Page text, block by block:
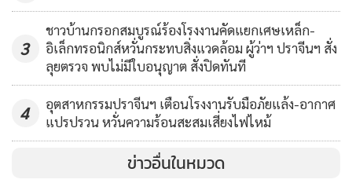
3
ชาวบ้านกรอกสมบูรณ์ร้องโรงงานคัดแยกเศษเหล็ก-
อิเล็กทรอนิกส์หวั่นกระทบสิ่งแวดล้อม ผู้ว่าฯ ปราจีนฯ สั่ง
ลุยตรวจ พบไม่มีใบอนุญาต สั่งปิดทันที
4
อุตสาหกรรมปราจีนฯ เตือนโรงงานรับมือภัยแล้ง-อากาศ
แปรปรวน หวั่นความร้อนสะสมเสี่ยงไฟไหม้
ข่าวอื่นในหมวด